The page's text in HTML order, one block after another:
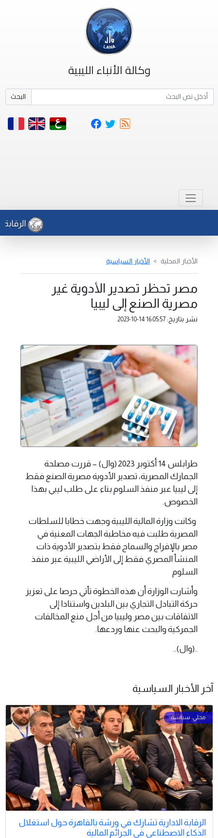
وكالة الأنباء الليبية
البحث
الرقابة
الأخبار المحلية الأخبار السياسية
مصر تحظر تصدير الأدوية غير
مصرية الصنع إلى ليبيا
نشر بتاريخ: 2023-10-14 16:05:57
طرابلس 14 أكتوبر 2023 (وال) – قررت مصلحة
الجمارك المصرية، تصدير الأدوية مصرية الصنع فقط
إلى ليبيا عبر منفذ السلوم بناء على طلب ليبي بهذا
الخصوص.
وكانت وزارة المالية الليبية وجهت خطابا للسلطات
المصرية طلبت فيه مخاطبة الجهات المعنية في
مصر بالإفراج والسماح فقط بتصدير الأدوية ذات
المنشأ المصري فقط إلى الأراضي الليبية عبر منفذ
السلوم
وأشارت الوزارة أن هذه الخطوة تأتي حرصا على تعزيز
حركة التبادل التجاري بين البلدين واستنادا إلى
الاتفاقات بين مصر وليبيا من أجل منع المخالفات
الجمركية والبحث عنها وردعها.
..(وال)..
آخر الأخبار السياسية
الرقابة الادارية تشارك في ورشة بالقاهرة حول استغلال
الذكاء الاصطناعي في الجرائم المالية